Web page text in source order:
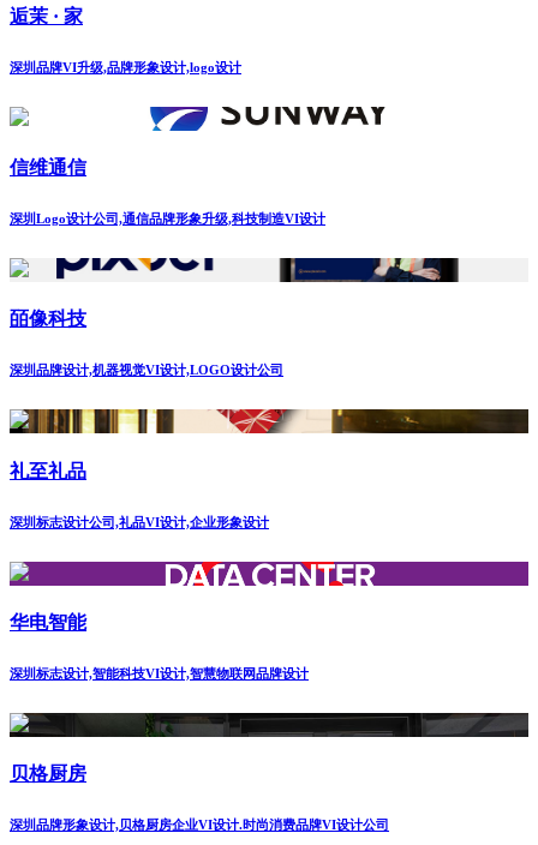
逅茉 · 家
深圳品牌VI升级,品牌形象设计,logo设计
信维通信
深圳Logo设计公司,通信品牌形象升级,科技制造VI设计
皕像科技
深圳品牌设计,机器视觉VI设计,LOGO设计公司
礼至礼品
深圳标志设计公司,礼品VI设计,企业形象设计
华电智能
深圳标志设计,智能科技VI设计,智慧物联网品牌设计
贝格厨房
深圳品牌形象设计,贝格厨房企业VI设计.时尚消费品牌VI设计公司